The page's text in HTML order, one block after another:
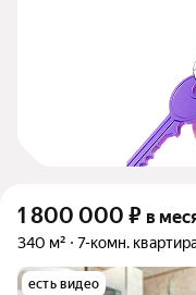
1 800 000 ₽ в
340 м² 7-комн.
есть видео